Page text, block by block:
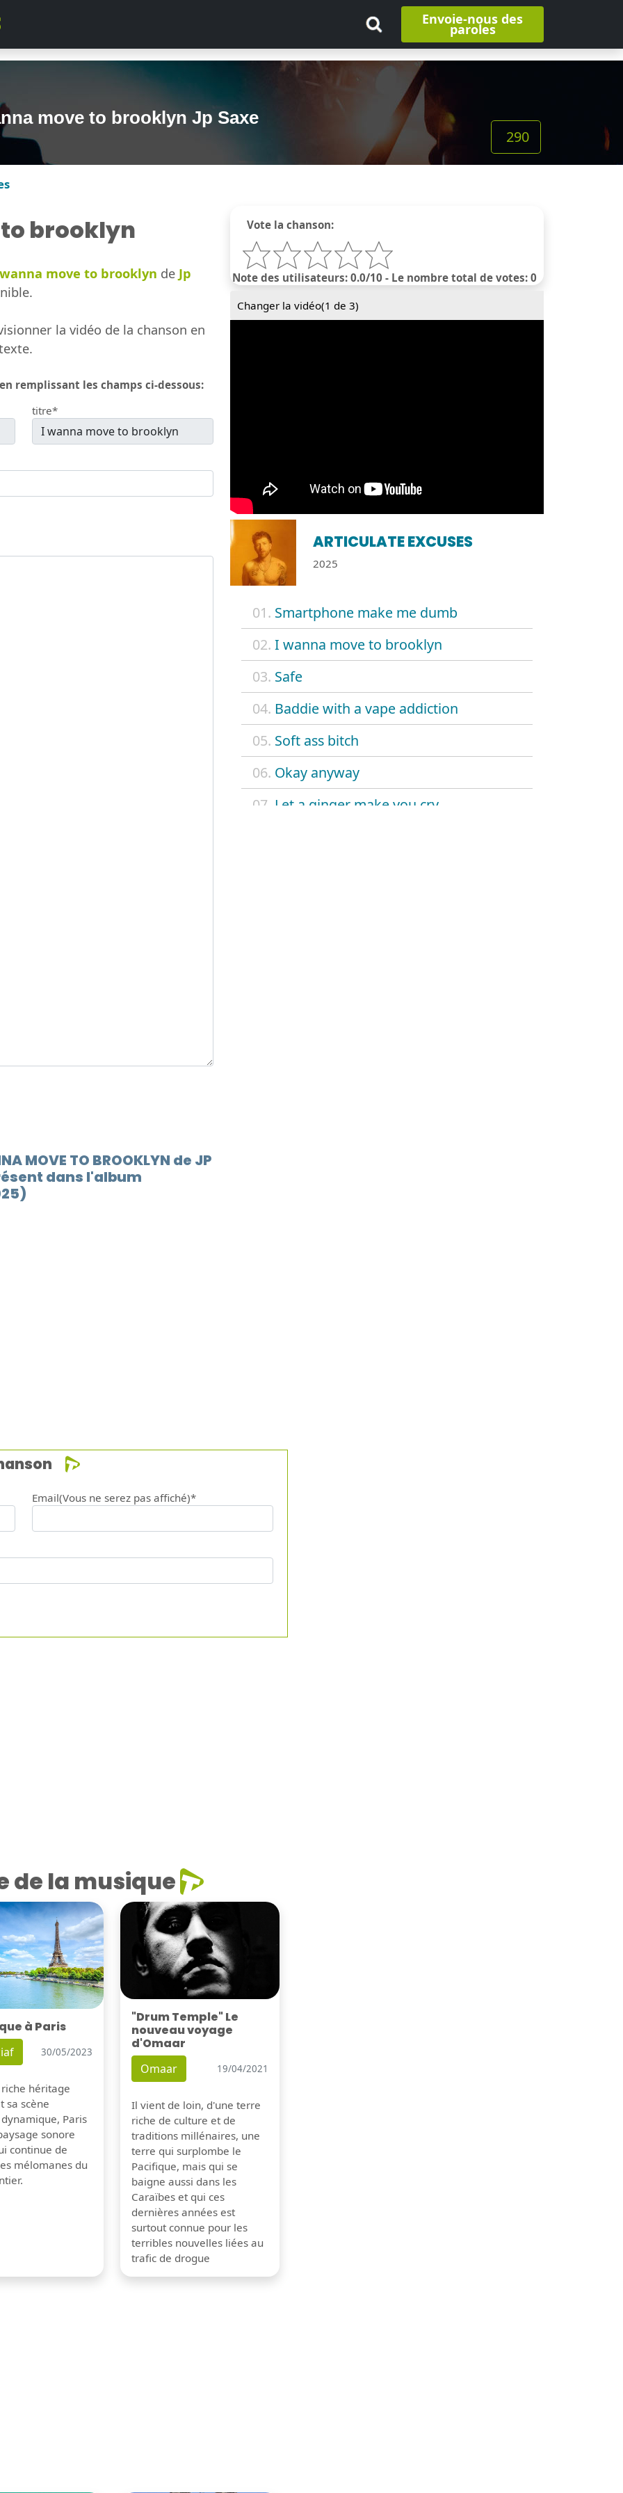
Envoie-nous des
paroles
move to brooklyn Jp Saxe
290
Vote la chanson:
Note des utilisateurs: 0.0/10 - Le nombre total de votes: 0
Changer la vidéo(1 de 3)
ARTICULATE EXCUSES
2025
01. Smartphone make me dumb
02. I wanna move to brooklyn
03. Safe
04. Baddie with a vape addiction
05. Soft ass bitch
06. Okay anyway
07. Let a ginger make you cry
brooklyn
move to brooklyn de Jp
la vidéo de la chanson en
remplissant les champs ci-dessous:
titre*
MOVE TO BROOKLYN de JP
dans l'album
Email(Vous ne serez pas affiché)*
de la musique
à Paris
30/05/2023
héritage
sa scène
Paris
sonore
continue de
mélomanes du
"Drum Temple" Le
nouveau voyage
d'Omaar
Omaar 19/04/2021
Il vient de loin, d'une terre
riche de culture et de
traditions millénaires, une
terre qui surplombe le
Pacifique, mais qui se
baigne aussi dans les
Caraïbes et qui ces
dernières années est
surtout connue pour les
terribles nouvelles liées au
trafic de drogue